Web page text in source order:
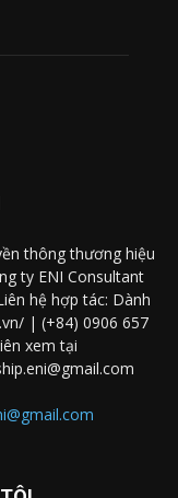
thông thương hiệu
ty ENI Consultant
hệ hợp tác: Dành
| (+84) 0906 657
xem tại